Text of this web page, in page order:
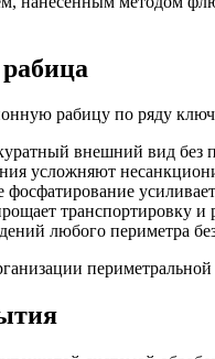
рабицу по ряду
внешний вид без
усложняют
фосфатирование
транспортировку и
любого периметра